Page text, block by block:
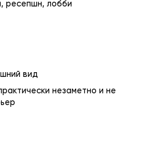
ресепшн, лобби
вид
незаметно и не